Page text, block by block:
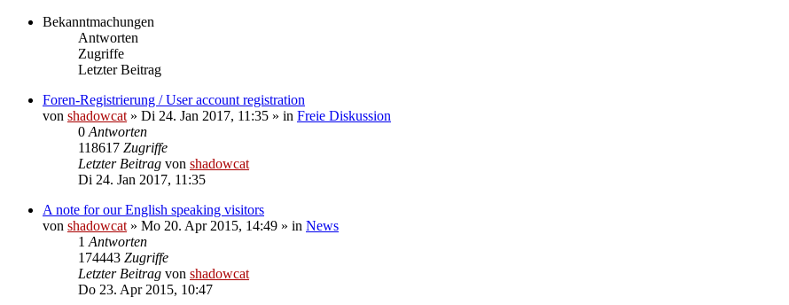
Bekanntmachungen
Antworten
Zugriffe
Letzter Beitrag
Foren-Registrierung / User account registration
von shadowcat » Di 24. Jan 2017, 11:35 » in Freie Diskussion
0 Antworten
118617 Zugriffe
Letzter Beitrag von shadowcat
Di 24. Jan 2017, 11:35
A note for our English speaking visitors
von shadowcat » Mo 20. Apr 2015, 14:49 » in News
1 Antworten
174443 Zugriffe
Letzter Beitrag von shadowcat
Do 23. Apr 2015, 10:47